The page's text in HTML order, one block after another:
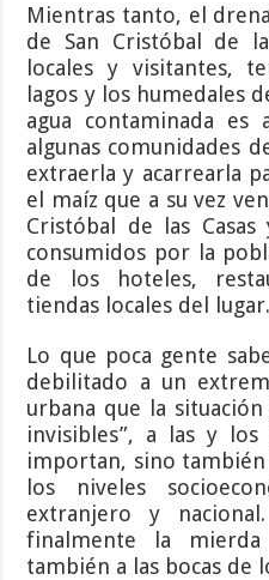
Mientras tanto, el
de San Cristóbal de
locales y visitantes,
lagos y los humedales
agua contaminada es
algunas comunidades
extraerla y acarrearla
el maíz que a su vez
Cristóbal de las
consumidos por la
de los hoteles,
tiendas locales del lugar.
Lo que poca gente
debilitado a un
urbana que la
invisibles”, a las y
importan, sino
los niveles
extranjero y
finalmente la
también a las bocas de